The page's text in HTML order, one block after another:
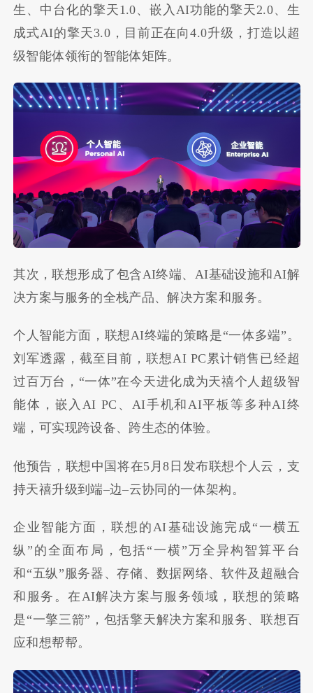
生、中台化的擎天1.0、嵌入 AI功能的擎天2.0、生
成式AI的擎天3.0 ，目前正在向4.0升级，打造以超
级智能体领衔的智能体矩阵。
其次，联想形成了包含AI终端、 AI基础设施和AI解
决方案与服务的全栈产品、解决方案和服务。
个人智能方面， 联想AI终端的策略是“一体多端” 。
刘军透露，截至目前，联想AI PC 累计销售已经超
过百万台， “一体”在今天进化成为天禧个人超级智
能体，嵌入AI PC 、 AI手机和AI平板等多种AI终
端，可实现跨设备、跨生态的体验。
他预告，联想中国将在5 月8 日发布联想个人云，支
持天禧升级到端–边–云协同的一体架构。
企业智能方面，联想的AI基础设施完成“一横五
纵” 的全面布局，包括“一横”万全异构智算平台
和 “五纵” 服务器、存储、数据网络、软件及超融合
和服务。在AI解决方案与服务领域，联想的策略
是“一擎三箭” ，包括擎天解决方案和服务、联想百
应和想帮帮。